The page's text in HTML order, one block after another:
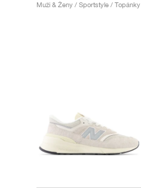
Muži & Ženy / Sportstyle / Topánky